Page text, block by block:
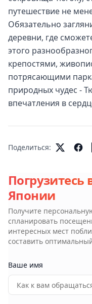
путешествие не
Обязательно
деревни, где
этого
крепостями,
потрясающими
природных чудес -
впечатления в
Поделиться:
Погрузитесь
Японии
Получите
спланировать
интересных мест
составить
Ваше имя